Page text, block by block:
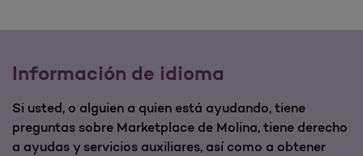
Información de idioma
Si usted, o alguien a quien está ayudando, tiene
preguntas sobre Marketplace de Molina, tiene derecho
a ayudas y servicios auxiliares, así como a obtener